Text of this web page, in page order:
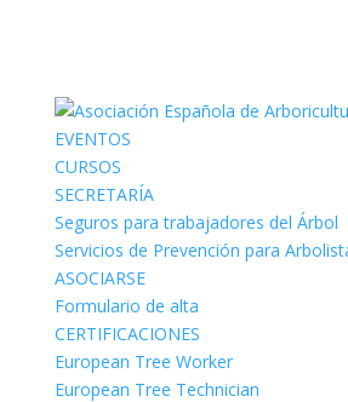
EVENTOS
CURSOS
SECRETARÍA
Seguros para trabajadores del Árbol
Servicios de Prevención para
ASOCIARSE
Formulario de alta
CERTIFICACIONES
European Tree Worker
European Tree Technician